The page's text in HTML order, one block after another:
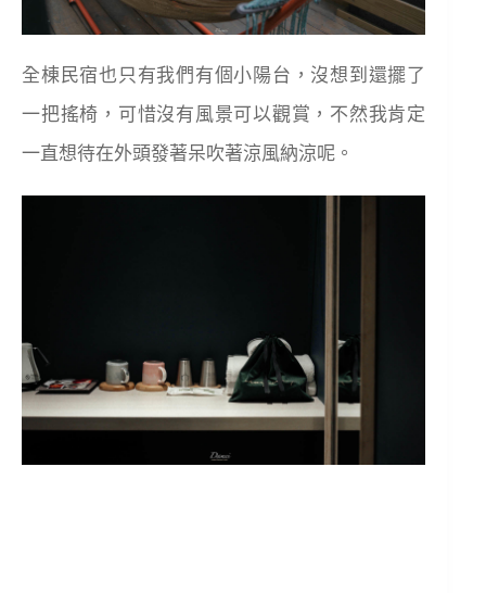
全棟民宿也只有我們有個小陽台，沒想到還擺了
一把搖椅，可惜沒有風景可以觀賞，不然我肯定
一直想待在外頭發著呆吹著涼風納涼呢。